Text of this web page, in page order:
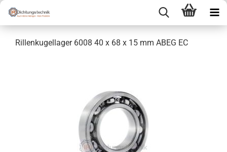
Rillenkugellager 6008 40 x 68 x 15 mm ABEG EC